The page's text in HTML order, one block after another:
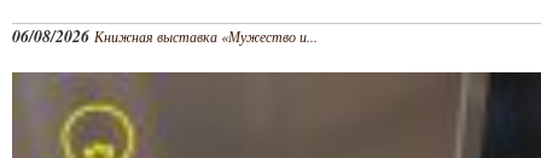
06/08/2026 Книжная выставка «Мужество и...